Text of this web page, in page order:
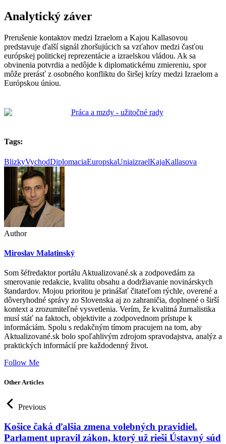
Analytický záver
Prerušenie kontaktov medzi Izraelom a Kajou Kallasovou
predstavuje ďalší signál zhoršujúcich sa vzťahov medzi časťou
európskej politickej reprezentácie a izraelskou vládou. Ak sa
obvinenia potvrdia a nedôjde k diplomatickému zmiereniu, spor
môže prerásť z osobného konfliktu do širšej krízy medzi Izraelom a
Európskou úniou.
Tags:
BlizkyVychodDiplomaciaEuropskaUniaizraelKajaKallasova
Author
Miroslav Malatinský
Som šéfredaktor portálu Aktualizované.sk a zodpovedám za
smerovanie redakcie, kvalitu obsahu a dodržiavanie novinárskych
štandardov. Mojou prioritou je prinášať čitateľom rýchle, overené a
dôveryhodné správy zo Slovenska aj zo zahraničia, doplnené o širší
kontext a zrozumiteľné vysvetlenia. Verím, že kvalitná žurnalistika
musí stáť na faktoch, objektivite a zodpovednom prístupe k
informáciám. Spolu s redakčným tímom pracujem na tom, aby
Aktualizované.sk bolo spoľahlivým zdrojom spravodajstva, analýz a
praktických informácií pre každodenný život.
Follow Me
Other Articles
Previous
Košice čaká ďalšia zmena volebných pravidiel.
Parlament upravil zákon, ktorý už rieši Ústavný súd